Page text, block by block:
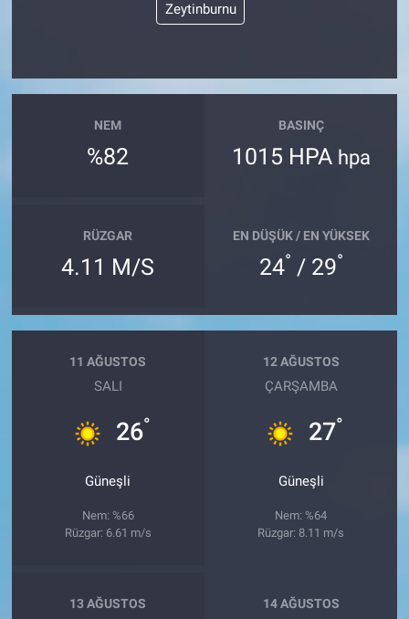
Zeytinburnu
NEM
%82
BASINÇ
1015 HPA hpa
RÜZGAR
4.11 M/S
EN DÜŞÜK / EN YÜKSEK
24° / 29°
11 AĞUSTOS
SALI
26°
Güneşli
Nem: %66
Rüzgar: 6.61 m/s
12 AĞUSTOS
ÇARŞAMBA
27°
Güneşli
Nem: %64
Rüzgar: 8.11 m/s
13 AĞUSTOS 14 AĞUSTOS